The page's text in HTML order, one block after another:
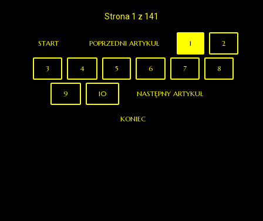
Strona 1 z 141
START POPRZEDNI ARTYKUŁ 1 2
3 4 5 6 7 8
9 10 NASTĘPNY ARTYKUŁ
KONIEC